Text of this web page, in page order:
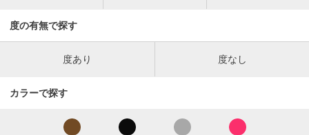
度の有無で探す
度あり 度なし
カラーで探す